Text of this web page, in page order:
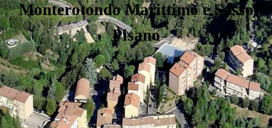
Monterotondo Marittimo e Sasso
Pisano